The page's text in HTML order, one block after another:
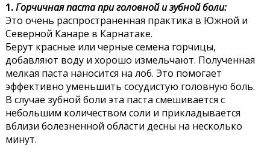
1.Горчичная паста при головной и зубной боли:
Это очень распространенная практика в Южной и
Северной Канаре в Карнатаке.
Берут красные или черные семена горчицы,
добавляют воду и хорошо измельчают. Полученная
мелкая паста наносится на лоб. Это помогает
эффективно уменьшить сосудистую головную боль.
В случае зубной боли эта паста смешивается с
небольшим количеством соли и прикладывается
вблизи болезненной области десны на несколько
минут.